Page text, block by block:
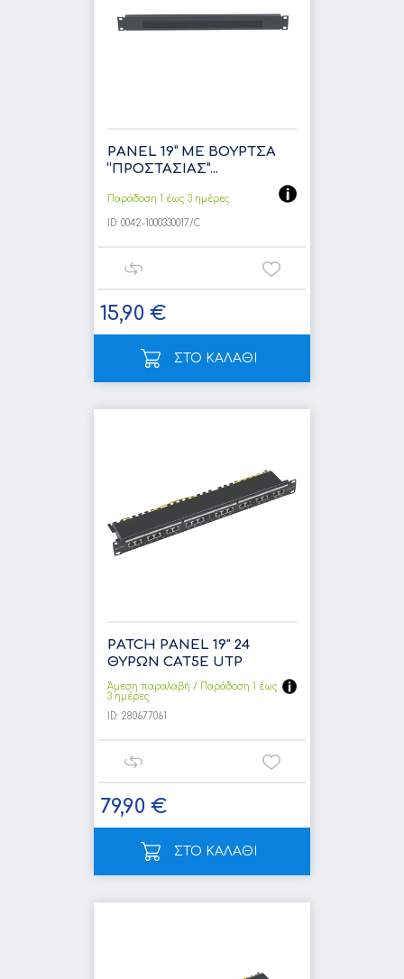
PANEL 19” ΜΕ ΒΟΥΡΤΣΑ
“ΠΡΟΣΤΑΣΙΑΣ”...
Παράδοση 1 έως 3 ημέρες
ID: 0042-1000330017/C
15,90 €
ΣΤΟ ΚΑΛΑΘΙ
PATCH PANEL 19" 24
ΘΥΡΩΝ CAT5E UTP
Άμεση παραλαβή / Παράδoση 1 έως
3 ημέρες
ID: 280677061
79,90 €
ΣΤΟ ΚΑΛΑΘΙ